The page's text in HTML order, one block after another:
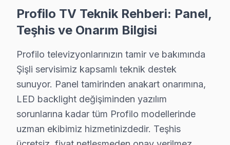
• Ses kartı/hoparlör tamiri: ₺300 – ₺700
• Panel (ekran) değişimi: ₺1.500 – ₺8.000 (boyut ve
• Yazılım güncelleme ve hata giderme: ₺200 – ₺500
• LED backlight tamiri: ₺500 – ₺2.000
• Güç kartı (power board) tamiri: ₺400 – ₺1.200
Şişli fiyat politikamız — Şişli servisimizde geçerli
• Şişli'de ücretsiz arıza teşhisi (düzeltme yapılırsa)
• servisimizde parça ve işçilik fiyatları ayrı belirtilir
Profilo TV Teknik Rehberi: Panel,
Teşhis ve Onarım Bilgisi
Profilo televizyonlarınızın tamir ve bakımında
Şişli servisimiz kapsamlı teknik destek
sunuyor. Panel tamirinden anakart onarımına,
LED backlight değişiminden yazılım
sorunlarına kadar tüm Profilo modellerinde
uzman ekibimiz hizmetinizdedir. Teşhis